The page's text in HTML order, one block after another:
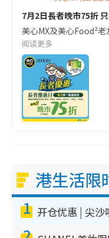
7月2日長者晚市75折 只
美心MX及美心Food²
阅读更多
港生活限
1